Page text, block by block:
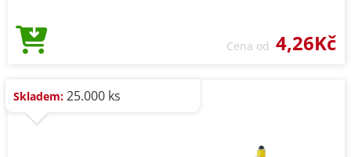
Cena od 4,26Kč
Skladem: 25.000 ks